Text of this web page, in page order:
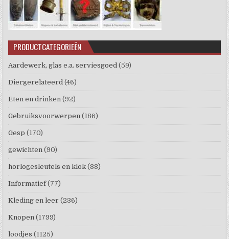
PRODUCTCATEGORIEËN
Aardewerk, glas e.a. serviesgoed (59)
Diergerelateerd (46)
Eten en drinken (92)
Gebruiksvoorwerpen (186)
Gesp (170)
gewichten (90)
horlogesleutels en klok (88)
Informatief (77)
Kleding en leer (236)
Knopen (1799)
loodjes (1125)